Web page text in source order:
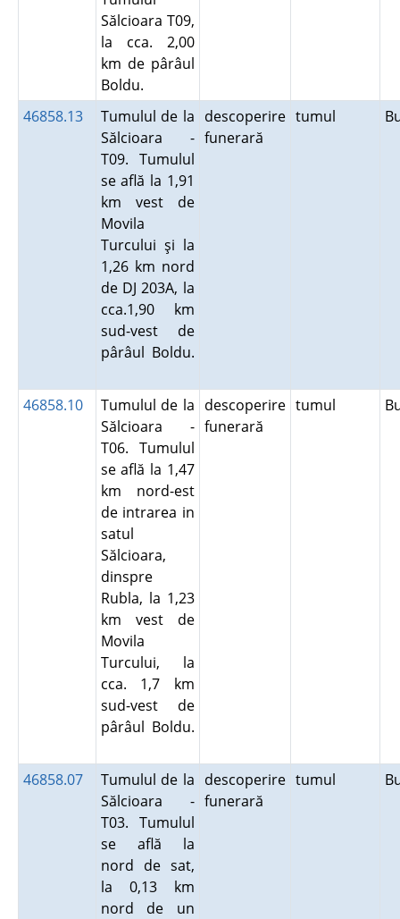
Sălcioara T09,
la cca. 2,00
km de pârâul
Boldu.
46858.13
Tumulul de la
Sălcioara -
T09. Tumulul
se află la 1,91
km vest de
Movila
Turcului şi la
1,26 km nord
de DJ 203A, la
cca.1,90 km
sud-vest de
pârâul Boldu.
descoperire
funerară
tumul
46858.10
Tumulul de la
Sălcioara -
T06. Tumulul
se află la 1,47
km nord-est
de intrarea in
satul
Sălcioara,
dinspre
Rubla, la 1,23
km vest de
Movila
Turcului, la
cca. 1,7 km
sud-vest de
pârâul Boldu.
descoperire
funerară
tumul
46858.07
Tumulul de la
Sălcioara -
T03. Tumulul
se află la
nord de sat,
la 0,13 km
nord de un
descoperire
funerară
tumul